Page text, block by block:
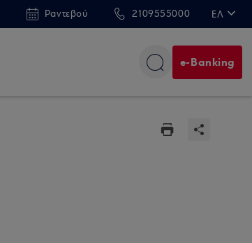
Ραντεβού 2109555000 ΕΛ
e-Banking